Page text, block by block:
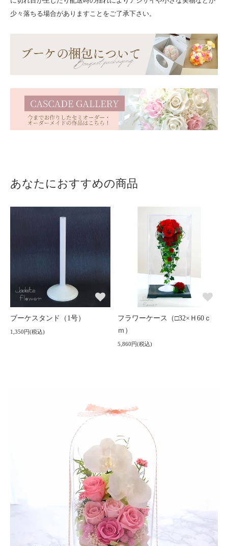
少々落ちる場合がありますことをご了承下さい。
あなたにおすすめの商品
ブーケスタンド（1号）
1,350円(税込)
フラワーケース（□32×Ｈ60ｃ
ｍ）
5,860円(税込)